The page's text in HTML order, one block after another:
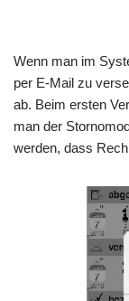
Wenn man im
per E-Mail zu
ab. Beim ersten
man der
werden, dass